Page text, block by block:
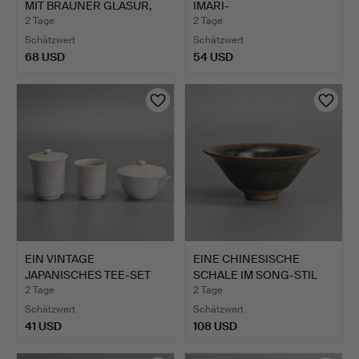
MIT BRAUNER GLASUR,
CA…
2 Tage
Schätzwert
68 USD
IMARI-
PORZELLANTELLER, WA…
2 Tage
Schätzwert
54 USD
EIN VINTAGE
JAPANISCHES TEE-SET
AUS WEISSE…
2 Tage
Schätzwert
41 USD
EINE CHINESISCHE
SCHALE IM SONG-STIL
MIT H…
2 Tage
Schätzwert
108 USD